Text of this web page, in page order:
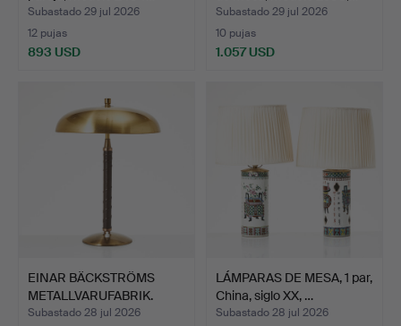
Subastado 29 jul 2026
12 pujas
893 USD
Subastado 29 jul 2026
10 pujas
1.057 USD
EINAR BÄCKSTRÖMS
METALLVARUFABRIK.
Lámpara…
Subastado 28 jul 2026
LÁMPARAS DE MESA, 1 par,
China, siglo XX, …
Subastado 28 jul 2026